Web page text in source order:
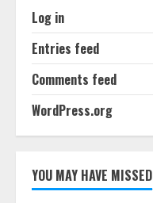
Log in
Entries feed
Comments feed
WordPress.org
YOU MAY HAVE MISSED